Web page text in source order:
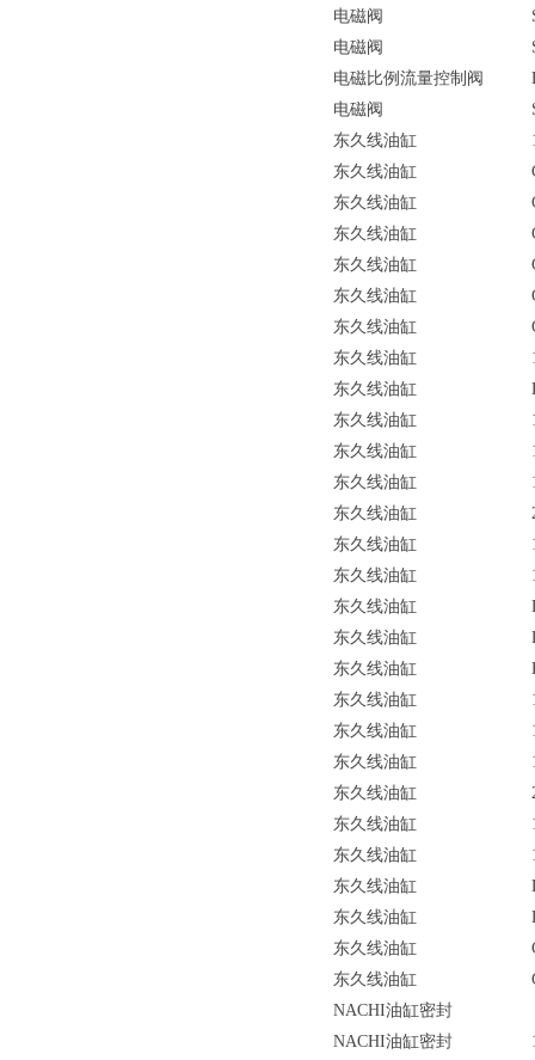
电磁阀
电磁阀
电磁比例流量控制阀
电磁阀
东久线油缸
东久线油缸
东久线油缸
东久线油缸
东久线油缸
东久线油缸
东久线油缸
东久线油缸
东久线油缸
东久线油缸
东久线油缸
东久线油缸
东久线油缸
东久线油缸
东久线油缸
东久线油缸
东久线油缸
东久线油缸
东久线油缸
东久线油缸
东久线油缸
东久线油缸
东久线油缸
东久线油缸
东久线油缸
东久线油缸
东久线油缸
东久线油缸
NACHI油缸密封
NACHI油缸密封